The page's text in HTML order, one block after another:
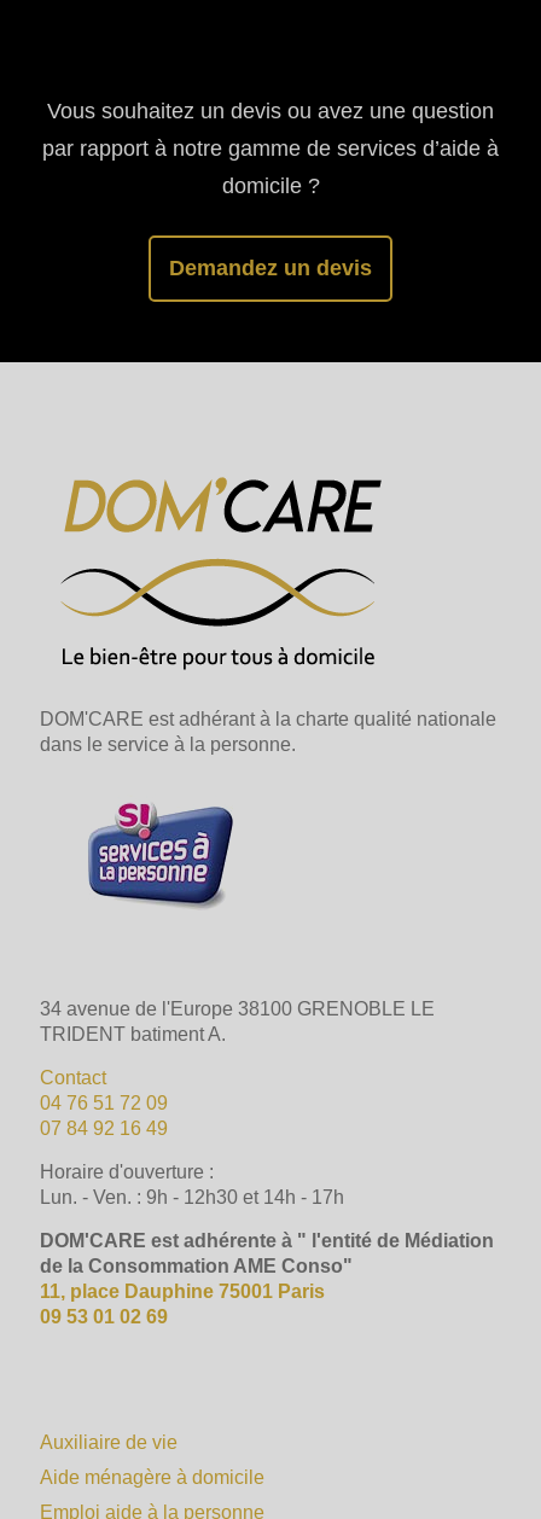
Vous souhaitez un devis ou avez une question
par rapport à notre gamme de services d’aide à
domicile ?
Demandez un devis
DOM'CARE est adhérant à la charte qualité nationale
dans le service à la personne.
34 avenue de l'Europe 38100 GRENOBLE LE
TRIDENT batiment A.
Contact
04 76 51 72 09
07 84 92 16 49
Horaire d'ouverture :
Lun. - Ven. : 9h - 12h30 et 14h - 17h
DOM'CARE est adhérente à " l'entité de Médiation
de la Consommation AME Conso"
11, place Dauphine 75001 Paris
09 53 01 02 69
Auxiliaire de vie
Aide ménagère à domicile
Emploi aide à la personne